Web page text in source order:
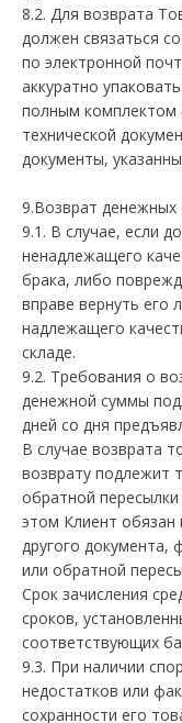
8.2. Для возврата
должен связаться
по электронной
аккуратно
полным комплектом
технической
документы,
9.Возврат денежных
9.1. В случае, если
ненадлежащего
брака, либо
вправе вернуть его
надлежащего
складе.
9.2. Требования о
денежной суммы
дней со дня
В случае возврата
возврату подлежит
обратной
этом Клиент обязан
другого документа,
или обратной
Срок зачисления
сроков,
соответствующих
9.3. При наличии
недостатков или
сохранности его